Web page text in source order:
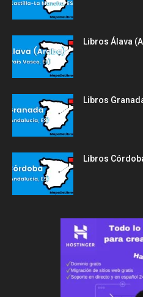
Libros Álava
Libros
Libros